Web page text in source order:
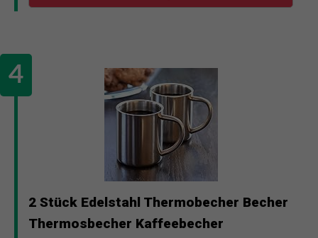
2 Stück Edelstahl Thermobecher Becher
Thermosbecher Kaffeebecher